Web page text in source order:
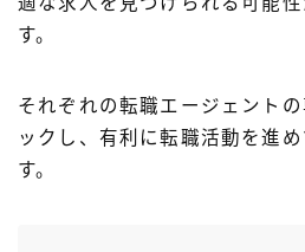
す。
それぞれの転職エージェント
ックし、有利に転職活動を進
す。